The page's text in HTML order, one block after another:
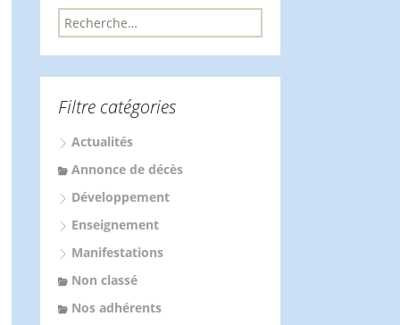
R
e
r
h
e
:
Filtre catégories
Actualités
Annonce de décès
Développement
Enseignement
Manifestations
Non classé
Nos adhérents